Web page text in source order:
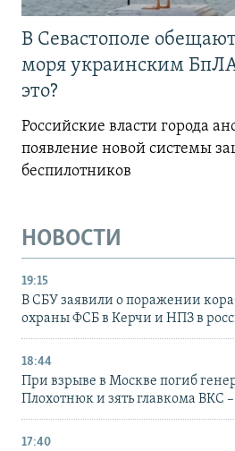
В Севастополе
моря украинским
это?
Российские власти города
появление новой системы
беспилотников
НОВОСТИ
19:15
В СБУ заявили о поражении
охраны ФСБ в Керчи и НПЗ в
18:44
При взрыве в Москве погиб
Плохотнюк и зять главкома ВКС
17:40